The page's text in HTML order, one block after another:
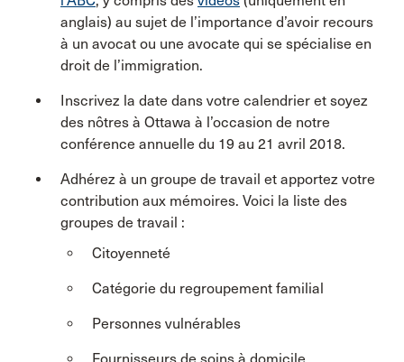
anglais) au sujet de l’importance d’avoir recours
à un avocat ou une avocate qui se spécialise en
droit de l’immigration.
Inscrivez la date dans votre calendrier et soyez
des nôtres à Ottawa à l’occasion de notre
conférence annuelle du 19 au 21 avril 2018.
Adhérez à un groupe de travail et apportez votre
contribution aux mémoires. Voici la liste des
groupes de travail :
Citoyenneté
Catégorie du regroupement familial
Personnes vulnérables